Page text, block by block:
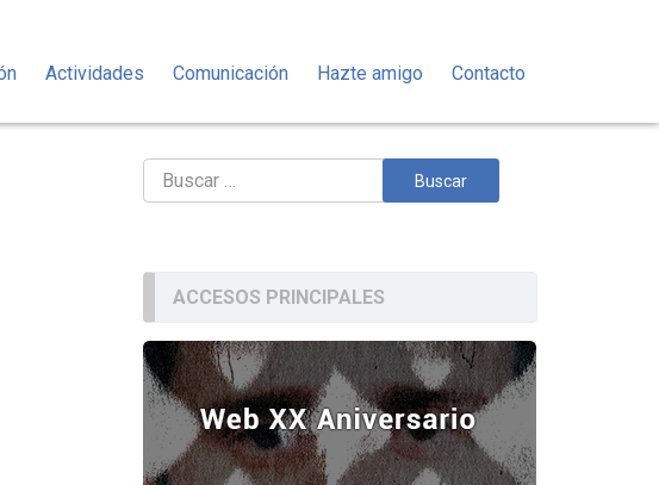
Actividades Comunicación Hazte amigo Contacto
Buscar:
ACCESOS PRINCIPALES